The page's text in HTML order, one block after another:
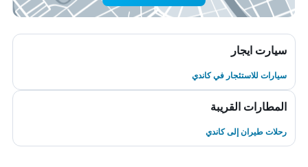
سيارت ايجار
سيارات للاستئجار في كاندي
المطارات القريبة
رحلات طيران إلى كاندي